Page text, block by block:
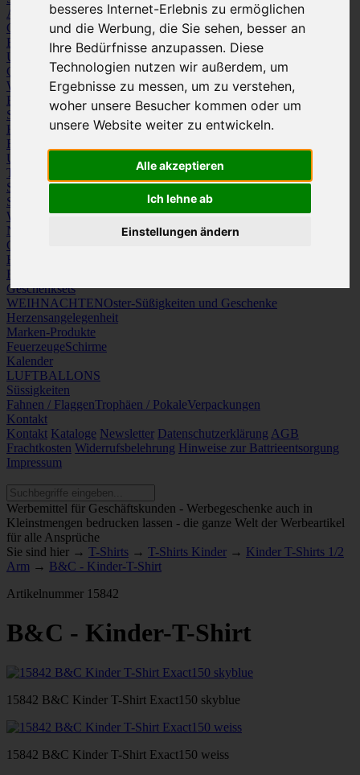
besseres Internet-Erlebnis zu ermöglichen
und die Werbung, die Sie sehen, besser an
Ihre Bedürfnisse anzupassen. Diese
Technologien nutzen wir außerdem, um
Ergebnisse zu messen, um zu verstehen,
woher unsere Besucher kommen oder um
unsere Website weiter zu entwickeln.
Alle akzeptieren
Ich lehne ab
Einstellungen ändern
ArbeitskleidungKrawatten und Tücher
Caps
Mützen und Schals
FrottierwareKissen & Tischwäsche
Underwear Strümpfe / Socken
Gürtel
Schuhe
Werbeartikel
Büro
SchreibgeräteMedien
Schlüsselanhänger & ChiphalterLanyards, Armbänder & Pins
HaushaltTassen, Gläser, Kannen, BecherWerkzeuge & Messer
Freizeit, Reisen, Outdoor
Uhren
Taschen
Koffer & TrolleysRucksäcke
Schlüsseletuis & Brieftaschen
Spiele
Weitere Kategorien
News & Evergreens
Grüne Welle
Hergestellt in Europa
Be Creative
Geschenksets
WEIHNACHTENOster-Süßigkeiten und Geschenke
Herzensangelegenheit
Marken-Produkte
FeuerzeugeSchirme
Kalender
LUFTBALLONS
Süssigkeiten
Fahnen / FlaggenTrophäen / PokaleVerpackungen
Kontakt
Kontakt Kataloge Newsletter Datenschutzerklärung AGB
Frachtkosten Widerrufsbelehrung Hinweise zur Battrieentsorgung
Impressum
Werbemittel für Geschäftskunden - Werbegeschenke auch in
Kleinstmengen bedrucken lassen - die ganze Welt der Werbeartikel
für alle Ansprüche
Sie sind hier → T-Shirts → T-Shirts Kinder → Kinder T-Shirts 1/2
Arm → B&C - Kinder-T-Shirt
Artikelnummer 15842
B&C - Kinder-T-Shirt
15842 B&C Kinder T-Shirt Exact150 skyblue
15842 B&C Kinder T-Shirt Exact150 weiss